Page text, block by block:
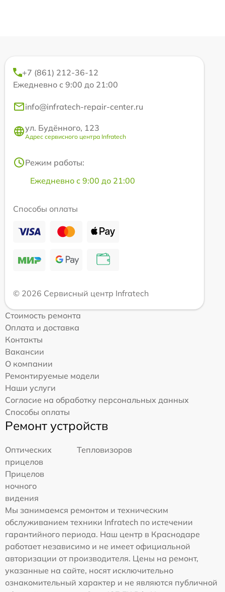
+7 (861) 212-36-12
Ежедневно с 9:00 до 21:00
info@infratech-repair-center.ru
ул. Будённого, 123
Адрес сервисного центра Infratech
Режим работы:
Ежедневно с 9:00 до 21:00
Способы оплаты
© 2026 Сервисный центр Infratech
Стоимость ремонта
Оплата и доставка
Контакты
Вакансии
О компании
Ремонтируемые модели
Наши услуги
Согласие на обработку персональных данных
Способы оплаты
Ремонт устройств
Оптических
прицелов
Тепловизоров
Прицелов
ночного
видения
Мы занимаемся ремонтом и техническим
обслуживанием техники Infratech по истечении
гарантийного периода. Наш центр в Краснодаре
работает независимо и не имеет официальной
авторизации от производителя. Цены на ремонт,
указанные на сайте, носят исключительно
ознакомительный характер и не являются публичной